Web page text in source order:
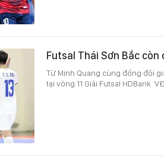
Futsal Thái Sơn Bắc còn
Từ Minh Quang cùng đồng đội
tại vòng 11 Giải Futsal HDBank